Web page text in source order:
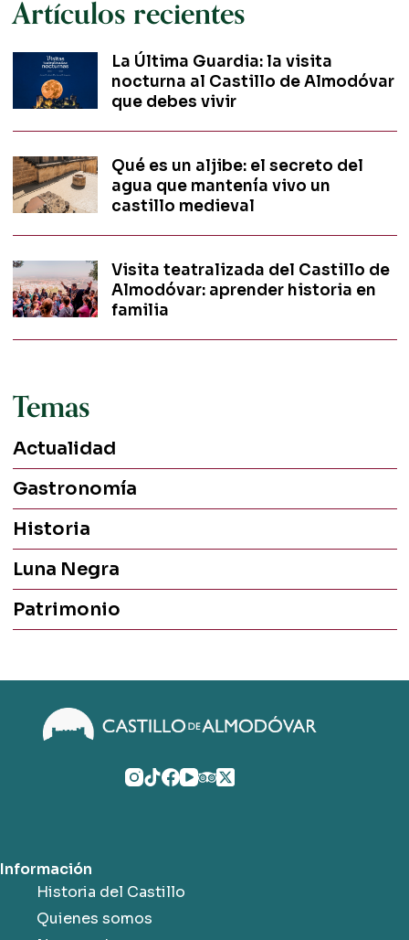
Artículos recientes
La Última Guardia: la visita
nocturna al Castillo de Almodóvar
que debes vivir
Qué es un aljibe: el secreto del
agua que mantenía vivo un
castillo medieval
Visita teatralizada del Castillo de
Almodóvar: aprender historia en
familia
Temas
Actualidad
Gastronomía
Historia
Luna Negra
Patrimonio
Información
Historia del Castillo
Quienes somos